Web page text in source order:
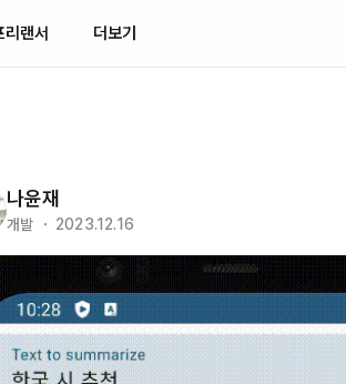
리랜서 더보기
나윤재
개발 ・ 2023.12.16